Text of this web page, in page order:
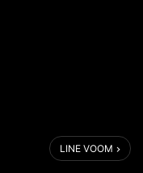
LINE VOOM